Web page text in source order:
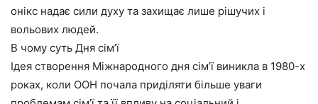
онікс надає сили духу та захищає лише рішучих і
вольових людей.
В чому суть Дня сім’ї
Ідея створення Міжнародного дня сім’ї виникла в 1980-х
роках, коли ООН почала приділяти більше уваги